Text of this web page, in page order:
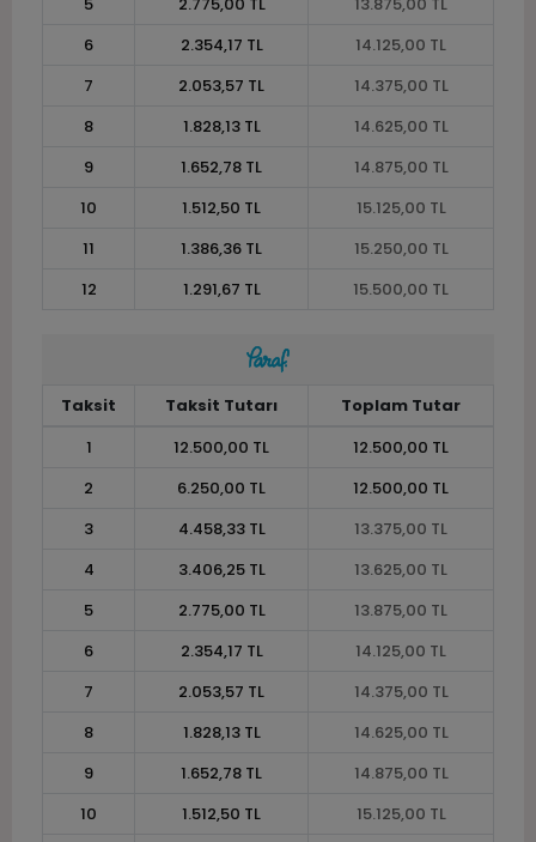
6
2.354,17 TL
14.125,00 TL
7
2.053,57 TL
14.375,00 TL
8
1.828,13 TL
14.625,00 TL
9
1.652,78 TL
14.875,00 TL
10
1.512,50 TL
15.125,00 TL
11
1.386,36 TL
15.250,00 TL
12
1.291,67 TL 15.500,00 TL
Taksit Taksit Tutarı
Toplam Tutar
1
12.500,00 TL
12.500,00 TL
2
6.250,00 TL
12.500,00 TL
3
4.458,33 TL
13.375,00 TL
4
3.406,25 TL
13.625,00 TL
5
2.775,00 TL
13.875,00 TL
6
2.354,17 TL
14.125,00 TL
7
2.053,57 TL
14.375,00 TL
8
1.828,13 TL
14.625,00 TL
9
1.652,78 TL
14.875,00 TL
10
1.512,50 TL
15.125,00 TL